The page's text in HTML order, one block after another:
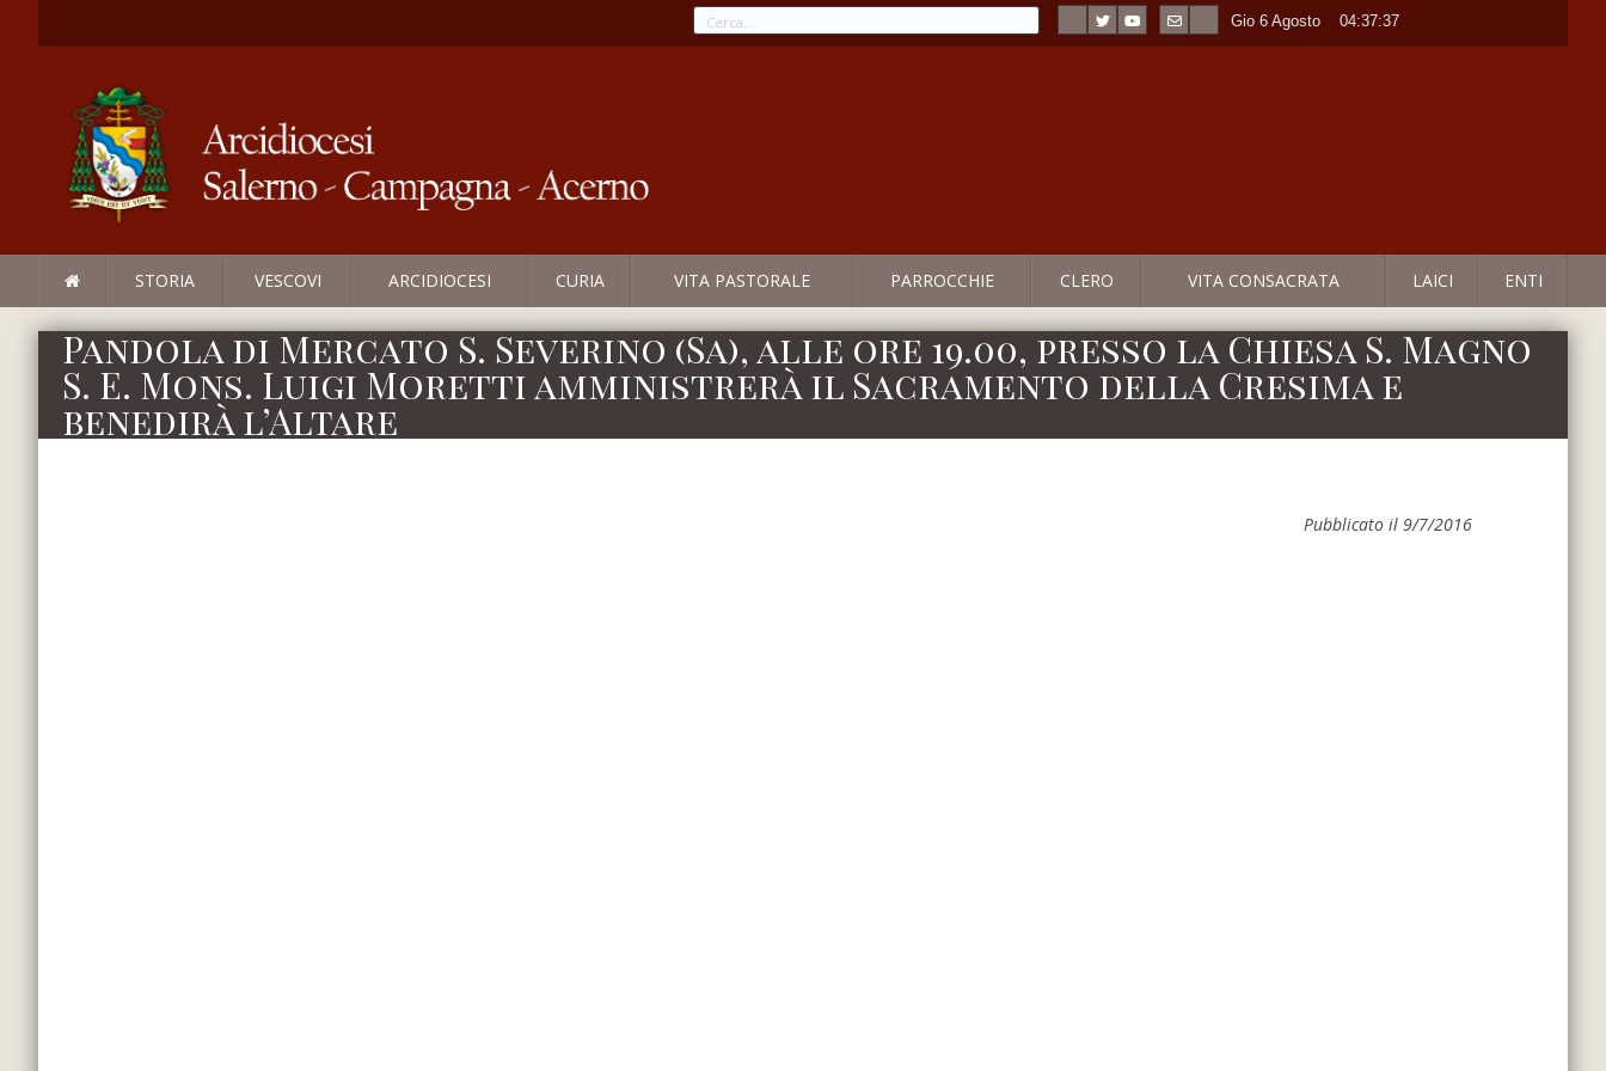
Gio 6 Agosto ----04:37:37
STORIA VESCOVI ARCIDIOCESI CURIA VITA PASTORALE PARROCCHIE CLERO VITA CONSACRATA LAICI ENTI
Pandola di Mercato S. Severino (Sa), alle ore 19.00, presso la Chiesa S. Magno
S. E. Mons. Luigi Moretti amministrerà il Sacramento della Cresima e
benedirà l’Altare
Pubblicato il 9/7/2016